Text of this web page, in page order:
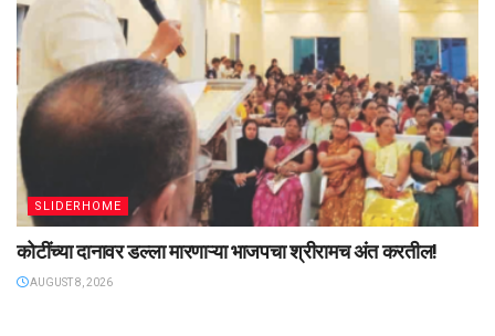
SLIDERHOME
कोटींच्या दानावर डल्ला मारणाऱ्या भाजपचा श्रीरामच अंत करतील!
AUGUST 8, 2026